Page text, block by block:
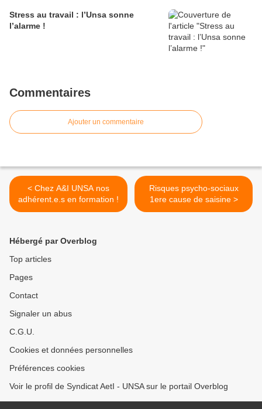
Stress au travail : l’Unsa sonne
l’alarme !
Commentaires
Ajouter un commentaire
< Chez A&I UNSA nos
adhérent.e.s en formation !
Risques psycho-sociaux
1ere cause de saisine >
Hébergé par Overblog
Top articles
Pages
Contact
Signaler un abus
C.G.U.
Cookies et données personnelles
Préférences cookies
Voir le profil de Syndicat AetI - UNSA sur le portail Overblog